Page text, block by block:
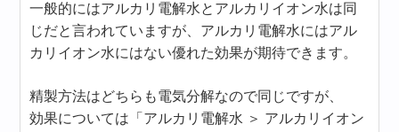
一般的にはアルカリ電解水とアルカリイオン水は同
じだと言われていますが、アルカリ電解水にはアル
カリイオン水にはない優れた効果が期待できます。
精製方法はどちらも電気分解なので同じですが、
効果については「アルカリ電解水 ＞ アルカリイオン